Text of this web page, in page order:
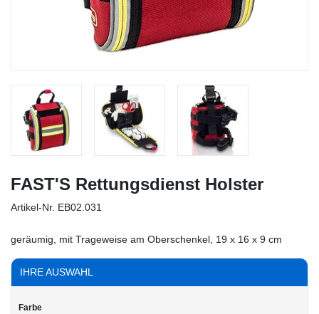
FAST'S Rettungsdienst Holster
Artikel-Nr. EB02.031
geräumig, mit Trageweise am Oberschenkel, 19 x 16 x 9 cm
IHRE AUSWAHL
Farbe